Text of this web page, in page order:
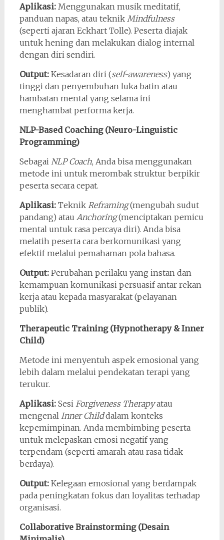
Aplikasi:Menggunakan musik meditatif,
panduan napas, atau teknik Mindfulness
(seperti ajaran Eckhart Tolle). Peserta diajak
untuk hening dan melakukan dialog internal
dengan diri sendiri.
Output:Kesadaran diri (self-awareness) yang
tinggi dan penyembuhan luka batin atau
hambatan mental yang selama ini
menghambat performa kerja.
NLP-Based Coaching (Neuro-Linguistic
Programming)
Sebagai NLP Coach, Anda bisa menggunakan
metode ini untuk merombak struktur berpikir
peserta secara cepat.
Aplikasi:Teknik Reframing(mengubah sudut
pandang) atau Anchoring(menciptakan pemicu
mental untuk rasa percaya diri). Anda bisa
melatih peserta cara berkomunikasi yang
efektif melalui pemahaman pola bahasa.
Output:Perubahan perilaku yang instan dan
kemampuan komunikasi persuasif antar rekan
kerja atau kepada masyarakat (pelayanan
publik).
Therapeutic Training (Hypnotherapy & Inner
Child)
Metode ini menyentuh aspek emosional yang
lebih dalam melalui pendekatan terapi yang
terukur.
Aplikasi:Sesi Forgiveness Therapyatau
mengenal Inner Childdalam konteks
kepemimpinan. Anda membimbing peserta
untuk melepaskan emosi negatif yang
terpendam (seperti amarah atau rasa tidak
berdaya).
Output:Kelegaan emosional yang berdampak
pada peningkatan fokus dan loyalitas terhadap
organisasi.
Collaborative Brainstorming (Desain